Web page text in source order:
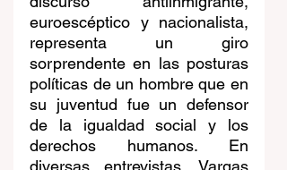
euroescéptico y nacionalista,
representa un giro
sorprendente en las posturas
políticas de un hombre que en
su juventud fue un defensor
de la igualdad social y los
derechos humanos. En
diversas entrevistas, Vargas